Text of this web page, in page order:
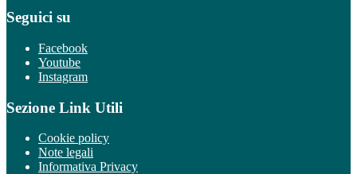
Seguici su
Facebook
Youtube
Instagram
Sezione Link Utili
Cookie policy
Note legali
Informativa Privacy